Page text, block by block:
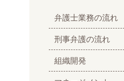
弁護士業務の流れ
刑事弁護の流れ
組織開発